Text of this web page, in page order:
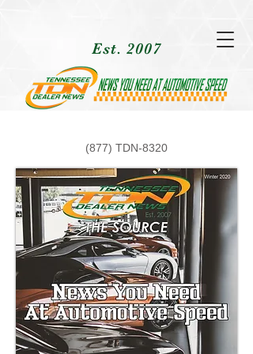
(877) TDN-8320
Est. 2007